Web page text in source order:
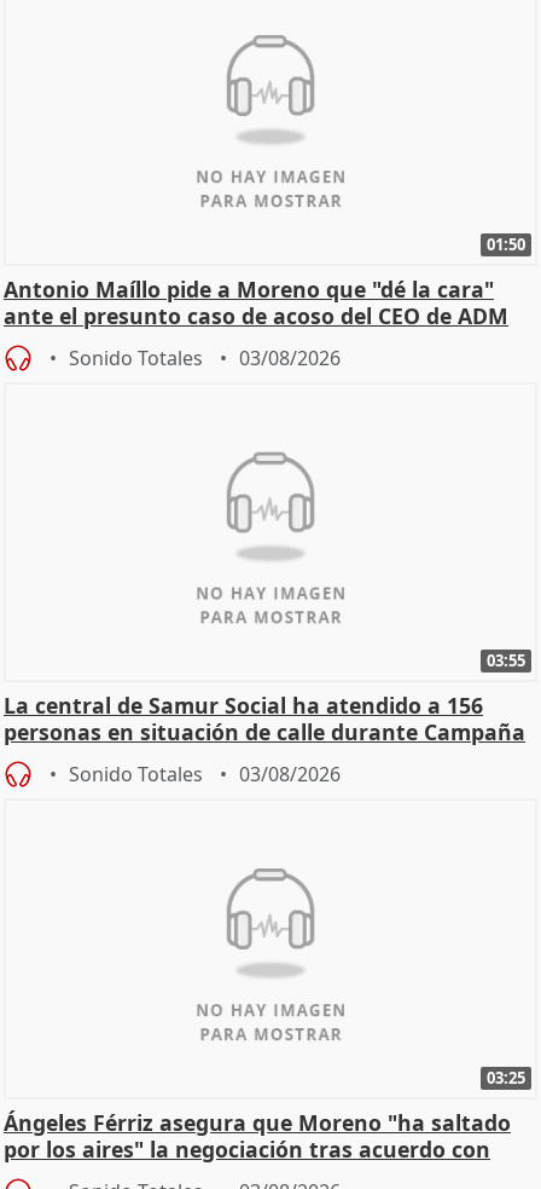
01:50
Antonio Maíllo pide a Moreno que "dé la cara"
ante el presunto caso de acoso del CEO de ADM
Sonido Totales 03/08/2026
03:55
La central de Samur Social ha atendido a 156
personas en situación de calle durante Campaña
de Calor
Sonido Totales 03/08/2026
03:25
Ángeles Férriz asegura que Moreno "ha saltado
por los aires" la negociación tras acuerdo con
SMA